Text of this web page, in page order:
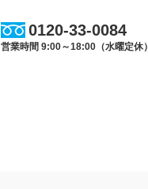
0120-33-0084
営業時間 9:00～18:00（水曜定休）